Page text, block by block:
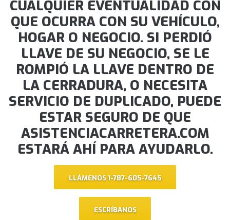
CUALQUIER EVENTUALIDAD CON
QUE OCURRA CON SU VEHÍCULO,
HOGAR O NEGOCIO. SI PERDIÓ
LLAVE DE SU NEGOCIO, SE LE
ROMPIÓ LA LLAVE DENTRO DE
LA CERRADURA, O NECESITA
SERVICIO DE DUPLICADO, PUEDE
ESTAR SEGURO DE QUE
ASISTENCIACARRETERA.COM
ESTARÁ AHÍ PARA AYUDARLO.
LLÁMENOS 1-787-605-7645
ESCRÍBANOS